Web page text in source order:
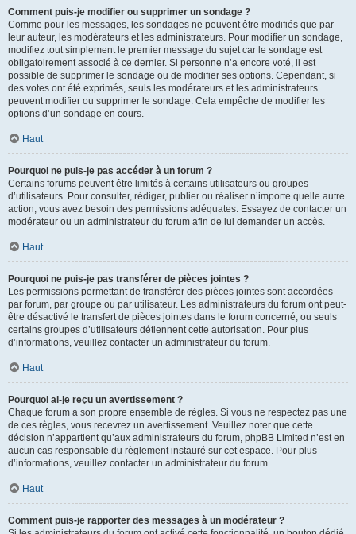
Comment puis-je modifier ou supprimer un sondage ?
Comme pour les messages, les sondages ne peuvent être modifiés que par
leur auteur, les modérateurs et les administrateurs. Pour modifier un sondage,
modifiez tout simplement le premier message du sujet car le sondage est
obligatoirement associé à ce dernier. Si personne n’a encore voté, il est
possible de supprimer le sondage ou de modifier ses options. Cependant, si
des votes ont été exprimés, seuls les modérateurs et les administrateurs
peuvent modifier ou supprimer le sondage. Cela empêche de modifier les
options d’un sondage en cours.
Haut
Pourquoi ne puis-je pas accéder à un forum ?
Certains forums peuvent être limités à certains utilisateurs ou groupes
d’utilisateurs. Pour consulter, rédiger, publier ou réaliser n’importe quelle autre
action, vous avez besoin des permissions adéquates. Essayez de contacter un
modérateur ou un administrateur du forum afin de lui demander un accès.
Haut
Pourquoi ne puis-je pas transférer de pièces jointes ?
Les permissions permettant de transférer des pièces jointes sont accordées
par forum, par groupe ou par utilisateur. Les administrateurs du forum ont peut-
être désactivé le transfert de pièces jointes dans le forum concerné, ou seuls
certains groupes d’utilisateurs détiennent cette autorisation. Pour plus
d’informations, veuillez contacter un administrateur du forum.
Haut
Pourquoi ai-je reçu un avertissement ?
Chaque forum a son propre ensemble de règles. Si vous ne respectez pas une
de ces règles, vous recevrez un avertissement. Veuillez noter que cette
décision n’appartient qu’aux administrateurs du forum, phpBB Limited n’est en
aucun cas responsable du règlement instauré sur cet espace. Pour plus
d’informations, veuillez contacter un administrateur du forum.
Haut
Comment puis-je rapporter des messages à un modérateur ?